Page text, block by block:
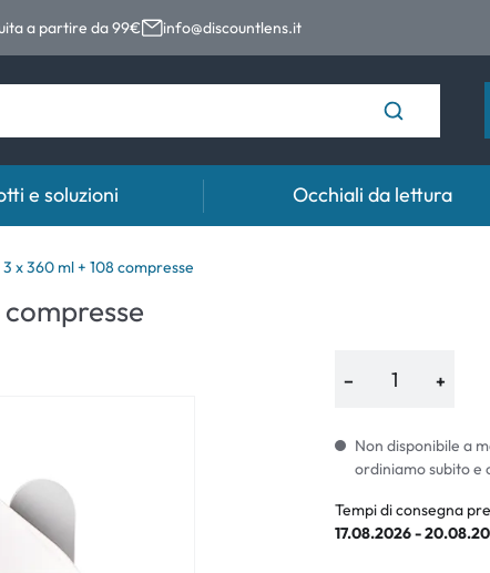
a partire da 99€ info@discountlens.it
Tempo di usura
Lenti giornaliere
e soluzioni
Soluzioni
Occhiali da lettura
x 360 ml + 108 compresse
−
+
Non disponibile a
ordiniamo subito e
Tempi di consegna
17.08.2026 -